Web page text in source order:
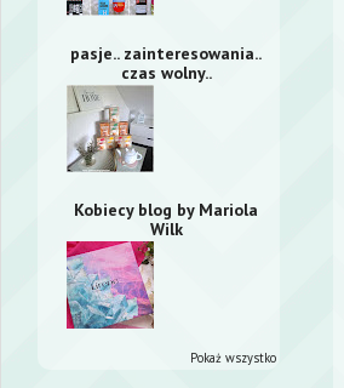
pasje.. zainteresowania..
czas wolny..
Kobiecy blog by Mariola
Wilk
Pokaż wszystko